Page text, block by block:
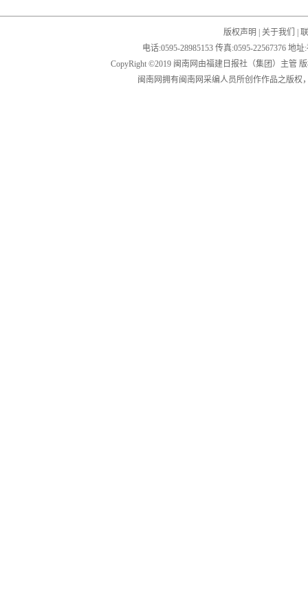
版权声明 关于我们
电话:0595-28985153 传真:0595-22567376 地
CopyRight ©2019 闽南网由福建日报社（集团）主管
闽南网拥有闽南网采编人员所创作作品之版